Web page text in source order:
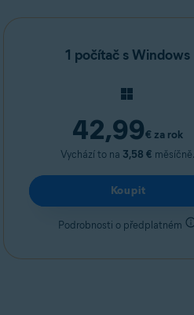
1 počítač s Windows
42,99€za rok
Vychází to na 3,58 € měsíčně.
Koupit
Podrobnosti o předplatném